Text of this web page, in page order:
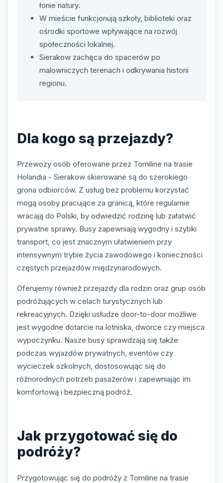
łonie natury.
W mieście funkcjonują szkoły, biblioteki oraz
ośrodki sportowe wpływające na rozwój
społeczności lokalnej.
Sierakow zachęca do spacerów po
malowniczych terenach i odkrywania historii
regionu.
Dla kogo są przejazdy?
Przewozy osób oferowane przez Tomiline na trasie
Holandia - Sierakow skierowane są do szerokiego
grona odbiorców. Z usług bez problemu korzystać
mogą osoby pracujące za granicą, które regularnie
wracają do Polski, by odwiedzić rodzinę lub załatwić
prywatne sprawy. Busy zapewniają wygodny i szybki
transport, co jest znacznym ułatwieniem przy
intensywnym trybie życia zawodowego i konieczności
częstych przejazdów międzynarodowych.
Oferujemy również przejazdy dla rodzin oraz grup osób
podróżujących w celach turystycznych lub
rekreacyjnych. Dzięki usłudze door-to-door możliwe
jest wygodne dotarcie na lotniska, dworce czy miejsca
wypoczynku. Nasze busy sprawdzają się także
podczas wyjazdów prywatnych, eventów czy
wycieczek szkolnych, dostosowując się do
różnorodnych potrzeb pasażerów i zapewniając im
komfortową i bezpieczną podróż.
Jak przygotować się do
podróży?
Przygotowując się do podróży z Tomiline na trasie